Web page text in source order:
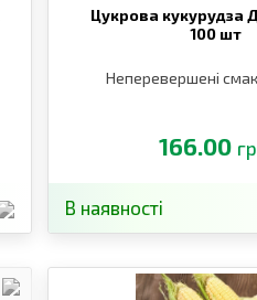
Цукрова кукурудза
100 шт
Неперевершені
166.00
В наявності